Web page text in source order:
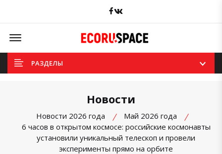
Facebook
Offcanvas Menu Open
РАЗДЕЛЫ
Новости
Новости 2026 года
Май 2026 года
6 часов в открытом космосе: российские космонавты
установили уникальный телескоп и провели
эксперименты прямо на орбите